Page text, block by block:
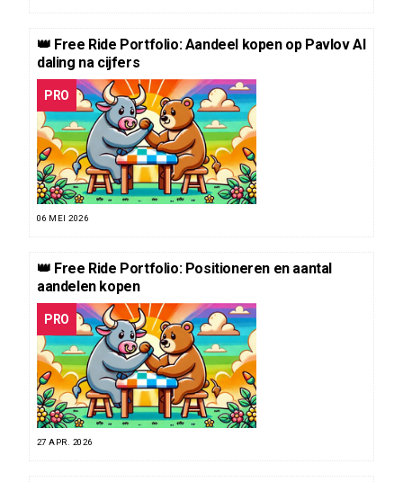
👑 Free Ride Portfolio: Aandeel kopen op Pavlov AI
daling na cijfers
PRO
06 MEI 2026
👑 Free Ride Portfolio: Positioneren en aantal
aandelen kopen
PRO
27 APR. 2026